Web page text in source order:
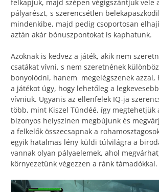
felkapjuk, majd szépen végigszántjuk vele
pályarészt, s szerencsétlen
mindenkibe, majd pedig csoportosan
aztán akár bónuszpontokat is kaphatunk.
Azoknak is kedvez a játék, akik nem
csatákat vívni, s nem szeretnének
bonyolódni, hanem megelégszenek azzal,
a játékot úgy, hogy lehetőleg a
vívniuk. Ugyanis az ellenfelek IQ-ja
több, mint Kiszel Tündéé, így megtehetjük
bizonyos helyszínen megbújunk és
a felkelők összecsapnak a
egyik hatalmas lény küldi túlvilágra a
vannak olyan pályaelemek, ahol
környezetünk végezzen a ránk támadókkal.